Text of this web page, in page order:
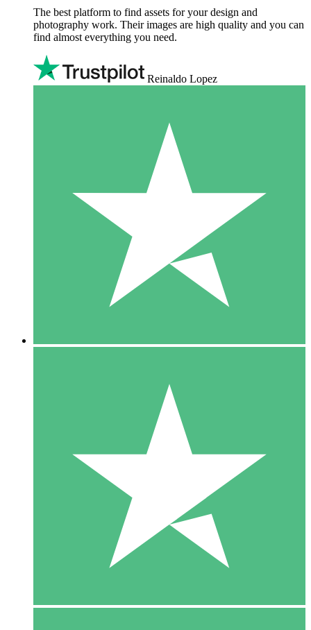
The best platform to find assets for your design and
photography work. Their images are high quality and you can
find almost everything you need.
Reinaldo Lopez